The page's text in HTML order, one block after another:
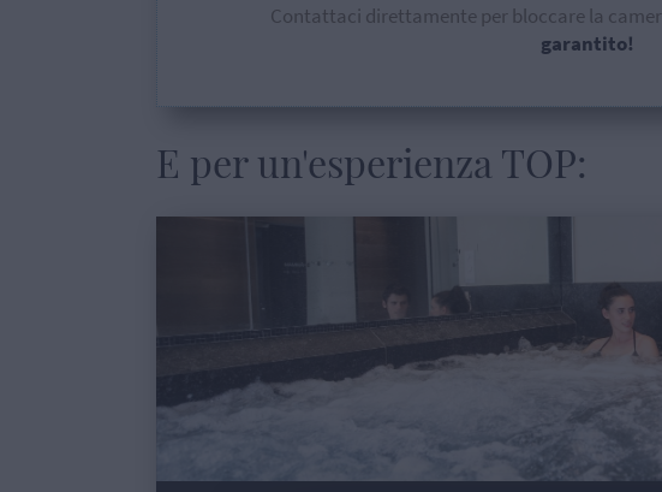
Contattaci direttamente per bloccare la
garantito!
E per un'esperienza TOP: